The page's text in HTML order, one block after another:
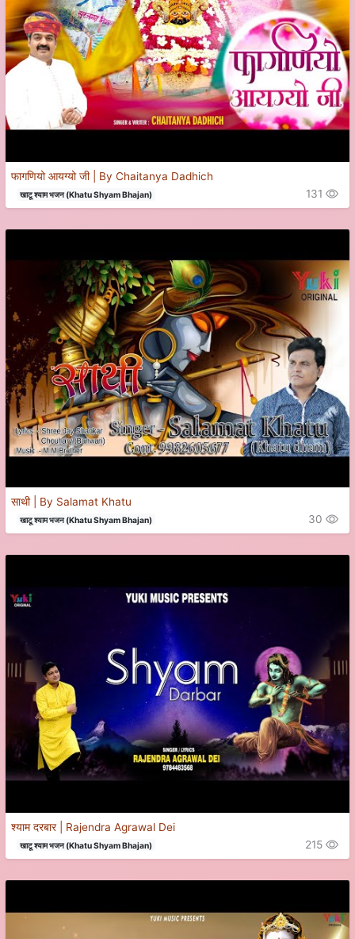
फागणियो आयग्यो जी | By Chaitanya Dadhich
खाटू श्याम भजन (Khatu Shyam Bhajan) 131
साथी | By Salamat Khatu
खाटू श्याम भजन (Khatu Shyam Bhajan) 30
श्याम दरबार | Rajendra Agrawal Dei
खाटू श्याम भजन (Khatu Shyam Bhajan) 215